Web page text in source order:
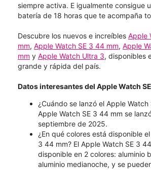
siempre activa. E igualmente consigue
batería de 18 horas que te acompaña
Descubre los nuevos e increíbles Apple
mm, Apple Watch SE 3 44 mm, Apple
mm y Apple Watch Ultra 3, disponibles
grande y rápida del país.
Datos interesantes del Apple Watch
¿Cuándo se lanzó el Apple Watch
Apple Watch SE 3 44 mm se
septiembre de 2025.
¿En qué colores está disponible
3 44 mm? El Apple Watch SE 3
disponible en 2 colores: aluminio
aluminio medianoche, y se